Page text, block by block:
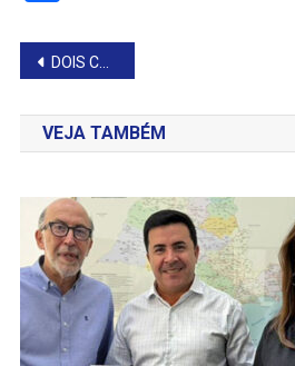
Navegação
de
Post
DOIS CASOS DE MENINGITE SÃO CONFIRMADOS EM CERQUEIRA CÉSAR
VEJA TAMBÉM